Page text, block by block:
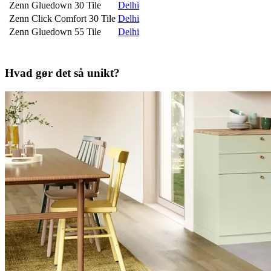
Zenn Gluedown 30 Tile
Delhi
Zenn Click Comfort 30 Tile Delhi
Zenn Gluedown 55 Tile
Delhi
Hvad gør det så unikt?